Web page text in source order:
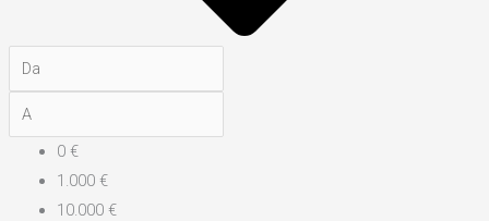
0 €
1.000 €
10.000 €